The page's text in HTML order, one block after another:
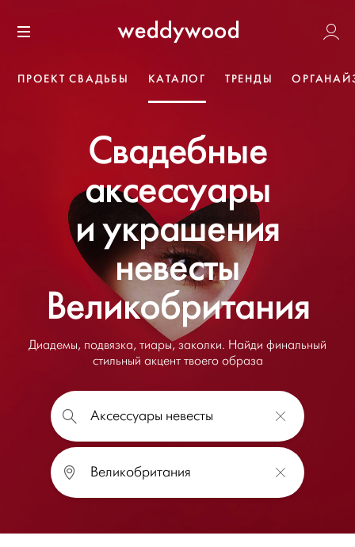
к содержанию
Weddywood
ПРОЕКТ СВАДЬБЫ КАТАЛОГ ТРЕНДЫ
Свадебные
аксессуары
и украшения
невесты
Великобритания
Диадемы, подвязка, тиары, заколки. Найди финальный
стильный акцент твоего образа